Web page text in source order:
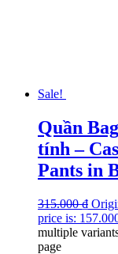
Sale!
Quần
tính –
Pants in
315.000₫
price is:
multiple
page